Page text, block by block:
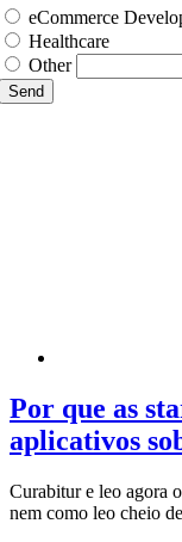
eCommerce
Healthcare
Other
Send
Por que as
aplicativos
Curabitur e leo agora
nem como leo cheio